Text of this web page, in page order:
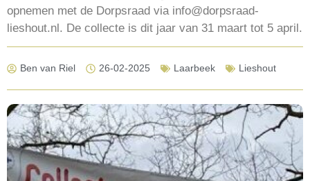
opnemen met de Dorpsraad via info@dorpsraad-
lieshout.nl. De collecte is dit jaar van 31 maart tot 5 april.
Ben van Riel 26-02-2025 Laarbeek Lieshout